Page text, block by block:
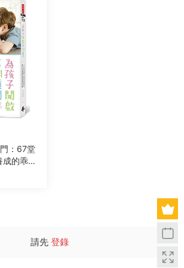
：67堂
的乖，
請先 登錄